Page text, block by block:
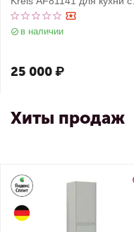
подключением фильтра и
выдвижной лейкой, хром
в наличии
25 000₽
Хиты продаж